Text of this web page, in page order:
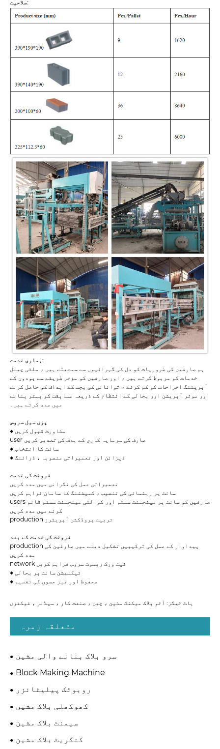
صلاحیت:
ہماری خدمت:
ہم صارفین کی ضروریات کو دل کی گہرائیوں سے سمجھتے ہیں ، ملٹی چینل
خدمات کو مربوط کرتے ہیں ، اور صارفین کو مؤثر طریقے سے پودوں کے
آپریٹنگ اخراجات کو کم کرنے ، توانائی کی بچت کے اہداف کو حاصل کرنے
اور موثر آپریشن اور بحالی کے انتظام کے ذریعہ مسابقت کو بہتر بنانے
میں مدد کرتے ہیں۔
پری سیل سروس
◆ مشاورت قبول کریں
user صارف کی سرمایہ کاری کے ہدف کی تصدیق کریں
◆ سائٹ کا انتخاب
◆ ڈیزائن اور تعمیراتی منصوبہ ، ڈرائنگ
فروخت کی خدمت
تعمیراتی عمل کی نگرانی میں مدد کریں
سائٹ پر رہنمائی کی تنصیب ، کمیشننگ کا سامان فراہم کریں
users صارفین کو سائٹ پر مینجمنٹ سسٹم اور کوالٹی مینجمنٹ سسٹم قائم
کرنے میں مدد کریں
production تربیت پروڈکشن آپریٹرز
فروخت کی خدمت کے بعد
production پیداوار کے عمل کی ترکیبیں تشکیل دینے میں صارفین کی
مدد کریں
network نیٹ ورک ریموٹ سروس فراہم کریں
◆ ٹیکنیشن سائٹ پر بحالی
◆ محفوظ اور تیز حصوں کی تقسیم
ہاٹ ٹیگز: آٹو بلاک میکنگ مشین ، چین ، صنعت کار ، سپلائر ، فیکٹری
متعلقہ زمرہ
سرو بلاک بنانے والی مشین
Block Making Machine
روبوٹک پیلیٹائزر
کھوکھلی بلاک مشین
سیمنٹ بلاک مشین
کنکریٹ بلاک مشین